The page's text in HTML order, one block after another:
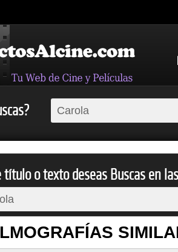
título o texto deseas Buscas en